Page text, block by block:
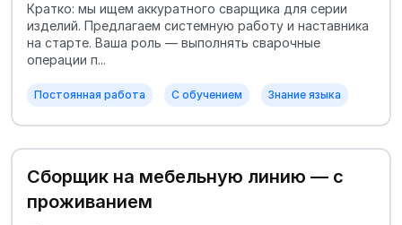
Кратко: мы ищем аккуратного сварщика для серии
изделий. Предлагаем системную работу и наставника
на старте. Ваша роль — выполнять сварочные
операции п...
Постоянная работа С обучением Знание языка
Сборщик на мебельную линию — с
проживанием